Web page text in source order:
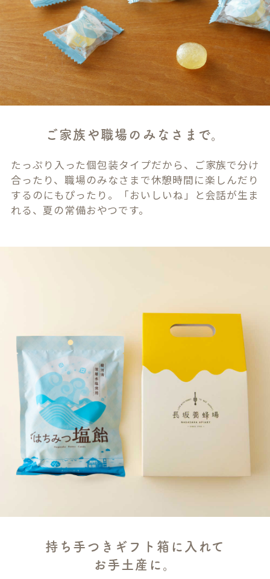
ご家族や職場のみなさまで。
たっぷり入った個包装タイプだから、ご家族で分け
合ったり、職場のみなさまで休憩時間に楽しんだり
するのにもぴったり。「おいしいね」と会話が生ま
れる、夏の常備おやつです。
持ち手つきギフト箱に入れて
お手土産に。